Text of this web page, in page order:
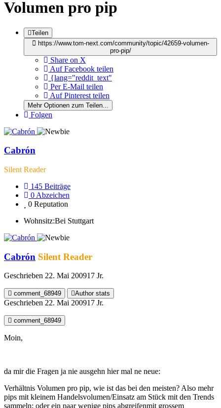
Volumen pro pip
Teilen
https://www.tom-next.com/community/topic/42659-volumen-
pro-pip/
Share on X
Auf Facebook teilen
{lang="reddit_text"
Per E-Mail teilen
Auf Pinterest teilen
Mehr Optionen zum Teilen...
Folgen
Cabrón
Silent Reader
145 Beiträge
0 Abzeichen
0 Reputation
Wohnsitz:Bei Stuttgart
Cabrón Silent Reader
Geschrieben 22. Mai 200917 Jr.
comment_68949 Author stats
Geschrieben 22. Mai 200917 Jr.
comment_68949
Moin,
da mir die Fragen ja nie ausgehn hier mal ne neue:
Verhältnis Volumen pro pip, wie ist das bei den meisten? Also mehr
pips mit kleinem Handelsvolumen/Einsatz am Stück mit den Trends
sammeln; oder ein paar wenige pips abgreifenmit grossem